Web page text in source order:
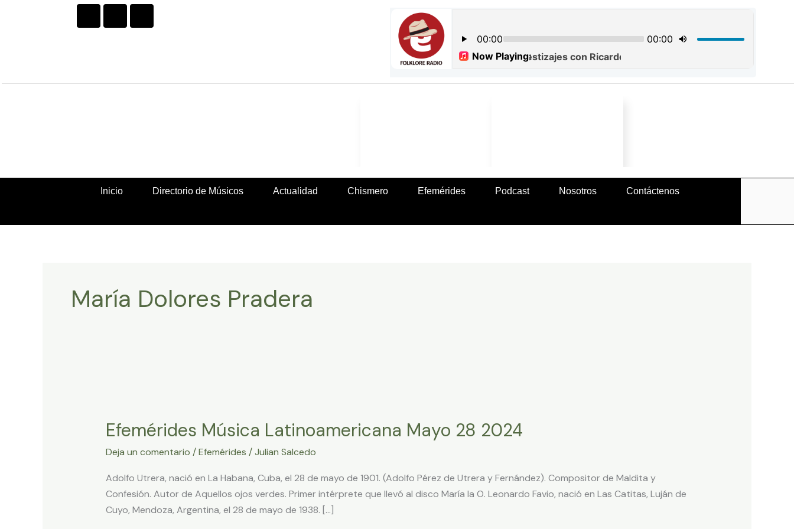
Facebook
TwitterInstagram
Inicio Directorio de Músicos Actualidad Chismero Efemérides Podcast Nosotros Contáctenos
María Dolores Pradera
Efemérides Música Latinoamericana Mayo 28 2024
Deja un comentario /Efemérides /Julian Salcedo
Adolfo Utrera, nació en La Habana, Cuba, el 28 de mayo de 1901. (Adolfo Pérez de Utrera y Fernández). Compositor de Maldita y
Confesión. Autor de Aquellos ojos verdes. Primer intérprete que llevó al disco María la O. Leonardo Favio, nació en Las Catitas, Luján de
Cuyo, Mendoza, Argentina, el 28 de mayo de 1938. […]
Latinoamericana
28
2024